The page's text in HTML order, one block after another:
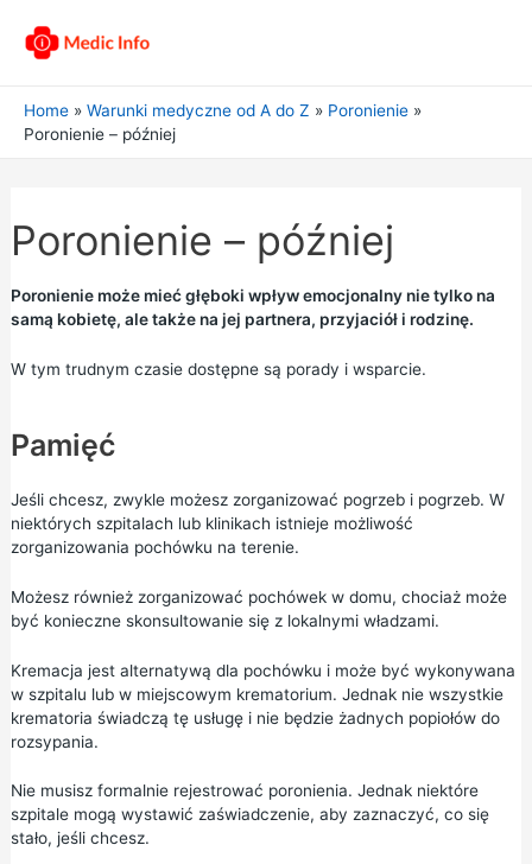
Home Warunki medyczne od A do Z
Poronienie
Poronienie – później
Poronienie – później
Poronienie może mieć głęboki wpływ emocjonalny nie tylko na
samą kobietę, ale także na jej partnera, przyjaciół i rodzinę.
W tym trudnym czasie dostępne są porady i wsparcie.
Pamięć
Jeśli chcesz, zwykle możesz zorganizować pogrzeb i pogrzeb. W
niektórych szpitalach lub klinikach istnieje możliwość
zorganizowania pochówku na terenie.
Możesz również zorganizować pochówek w domu, chociaż może
być konieczne skonsultowanie się z lokalnymi władzami.
Kremacja jest alternatywą dla pochówku i może być wykonywana
w szpitalu lub w miejscowym krematorium. Jednak nie wszystkie
krematoria świadczą tę usługę i nie będzie żadnych popiołów do
rozsypania.
Nie musisz formalnie rejestrować poronienia. Jednak niektóre
szpitale mogą wystawić zaświadczenie, aby zaznaczyć, co się
stało, jeśli chcesz.